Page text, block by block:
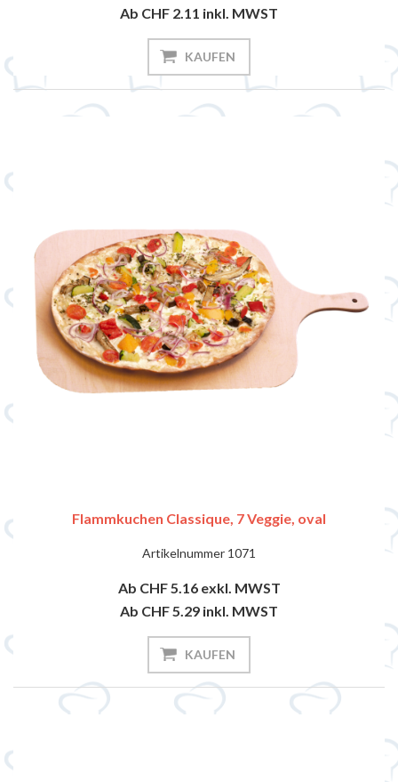
Ab CHF 2.11 inkl. MWST
KAUFEN
Flammkuchen Classique, 7 Veggie, oval
Artikelnummer 1071
Ab CHF 5.16 exkl. MWST
Ab CHF 5.29 inkl. MWST
KAUFEN